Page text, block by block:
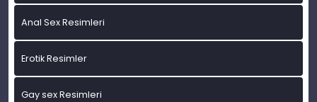
Anal Sex Resimleri
Erotik Resimler
Gay sex Resimleri